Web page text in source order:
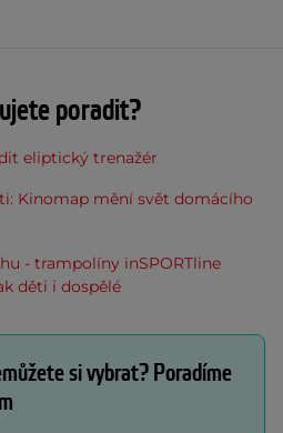
poradit?
eliptický trenažér
Kinomap mění svět domácího
- trampolíny inSPORTline
děti i dospělé
si vybrat? Poradíme